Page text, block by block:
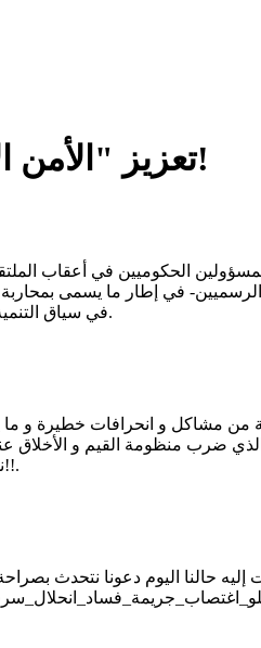
تعزيز "الأمن الأخلاقي" و مكافحة "تلوث القيم" أبرز رهانات المرحلة!
الحكوميين في أعقاب
في إطار ما يسمى بمحاربة
في سياق التنمية المستدامة و الحفاظ على صحة الإنسان و الحيوان و النبات ... إلى غير ذلك من الاسطوانات الرسمية المعهودة.
من مشاكل و انحرافات خطيرة و
ضرب منظومة القيم و
نستبدل فيها مصطلح الأمن القومي بمصطلح (الأمن الأخلاقي) ، و مكافحة التلوث البيئي بــ (مكافحة تلوث القيم)!!.
حالنا اليوم دعونا نتحدث بصراحة